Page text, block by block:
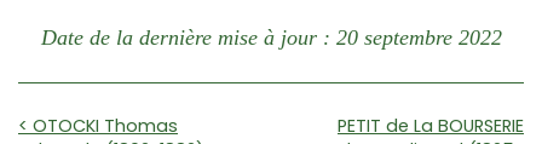
Date de la dernière mise à jour : 20 septembre 2022
< OTOCKI Thomas
PETIT de La BOURSERIE